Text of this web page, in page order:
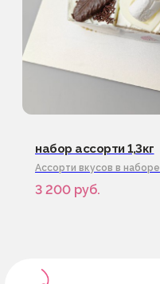
набор ассорти 1,3кг
Ассорти вкусов в наборе
3 200 руб.
г.Санкт-Петербург